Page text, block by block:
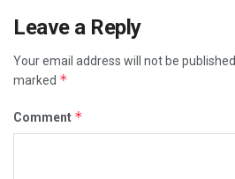
Leave a Reply
Your email address will not be published.
marked *
Comment *